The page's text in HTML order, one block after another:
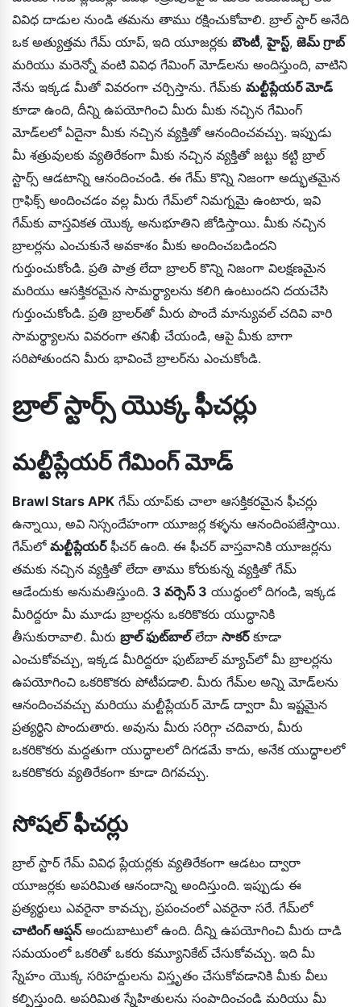
వివిధ దాడుల నుండి తమను తాము రక్షించుకోవాలి. బ్రాల్ స్టార్ అనేది
ఒక అత్యుత్తమ గేమ్ యాప్, ఇది యూజర్లకు బౌంటీ,హైస్ట్, జెమ్ గ్రాబ్
మరియు మరెన్నో వంటి వివిధ గేమింగ్ మోడ్‌లను అందిస్తుంది, వాటిని
నేను ఇక్కడ మీతో వివరంగా చర్చిస్తాను. గేమ్‌కు మల్టీప్లేయర్ మోడ్
కూడా ఉంది, దీన్ని ఉపయోగించి మీరు మీకు నచ్చిన గేమింగ్
మోడ్‌లలో ఏదైనా మీకు నచ్చిన వ్యక్తితో ఆనందించవచ్చు. ఇప్పుడు
మీ శత్రువులకు వ్యతిరేకంగా మీకు నచ్చిన వ్యక్తితో జట్టు కట్టి బ్రాల్
స్టార్స్ ఆడటాన్ని ఆనందించండి. ఈ గేమ్ కొన్ని నిజంగా అద్భుతమైన
గ్రాఫిక్స్ అందించడం వల్ల మీరు గేమ్‌లో నిమగ్నమై ఉంటారు, ఇవి
గేమ్‌కు వాస్తవికత యొక్క అనుభూతిని జోడిస్తాయి. మీకు నచ్చిన
బ్రాలర్లను ఎంచుకునే అవకాశం మీకు అందించబడిందని
గుర్తుంచుకోండి. ప్రతి పాత్ర లేదా బ్రాలర్ కొన్ని నిజంగా విలక్షణమైన
మరియు ఆసక్తికరమైన సామర్థ్యాలను కలిగి ఉంటుందని దయచేసి
గుర్తుంచుకోండి. ప్రతి బ్రాలర్‌తో మీరు పొందే మాన్యువల్ చదివి వారి
సామర్థ్యాలను వివరంగా తనిఖీ చేయండి, ఆపై మీకు బాగా
సరిపోతుందని మీరు భావించే బ్రాలర్‌ను ఎంచుకోండి.
బ్రాల్ స్టార్స్ యొక్క ఫీచర్లు
మల్టీప్లేయర్ గేమింగ్ మోడ్
Brawl Stars APK గేమ్ యాప్‌కు చాలా ఆసక్తికరమైన ఫీచర్లు
ఉన్నాయి, అవి నిస్సందేహంగా యూజర్ల కళ్ళను ఆనందింపజేస్తాయి.
గేమ్‌లో మల్టీప్లేయర్ఫీచర్ ఉంది. ఈ ఫీచర్ వాస్తవానికి యూజర్లను
తమకు నచ్చిన వ్యక్తితో లేదా తాము కోరుకున్న వ్యక్తితో గేమ్
ఆడేందుకు అనుమతిస్తుంది. 3 వర్సెస్ 3 యుద్ధంలో దిగండి, ఇక్కడ
మీరిద్దరూ మీ మూడు బ్రాలర్లను ఒకరికొకరు యుద్ధానికి
తీసుకురావాలి. మీరు బ్రాల్ ఫుట్‌బాల్లేదా సాకర్కూడా
ఎంచుకోవచ్చు, ఇక్కడ మీరిద్దరూ ఫుట్‌బాల్ మ్యాచ్‌లో మీ బ్రాలర్లను
ఉపయోగించి ఒకరికొకరు పోటీపడాలి. మీరు గేమ్‌ల అన్ని మోడ్‌లను
ఆనందించవచ్చు మరియు మల్టీప్లేయర్ మోడ్ ద్వారా మీ ఇష్టమైన
ప్రత్యర్థిని పొందుతారు. అవును మీరు సరిగ్గా చదివారు, మీరు
ఒకరికొకరు మద్దతుగా యుద్ధాలలో దిగడమే కాదు, అనేక యుద్ధాలలో
ఒకరికొకరు వ్యతిరేకంగా కూడా దిగవచ్చు.
సోషల్ ఫీచర్లు
బ్రాల్ స్టార్ గేమ్ వివిధ ప్లేయర్లకు వ్యతిరేకంగా ఆడటం ద్వారా
యూజర్లకు అపరిమిత ఆనందాన్ని అందిస్తుంది. ఇప్పుడు ఈ
ప్రత్యర్థులు ఎవరైనా కావచ్చు, ప్రపంచంలో ఎవరైనా సరే. గేమ్‌లో
చాటింగ్ ఆప్షన్అందుబాటులో ఉంది. దీన్ని ఉపయోగించి మీరు దాడి
సమయంలో ఒకరితో ఒకరు కమ్యూనికేట్ చేసుకోవచ్చు. ఇది మీ
స్నేహం యొక్క సరిహద్దులను విస్తృతం చేసుకోవడానికి మీకు వీలు
కల్పిస్తుంది. అపరిమిత స్నేహితులను సంపాదించండి మరియు మీ